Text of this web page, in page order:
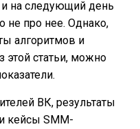
на следующий день
не про нее. Однако,
алгоритмов и
этой статьи, можно
ВК, результаты
кейсы SMM-